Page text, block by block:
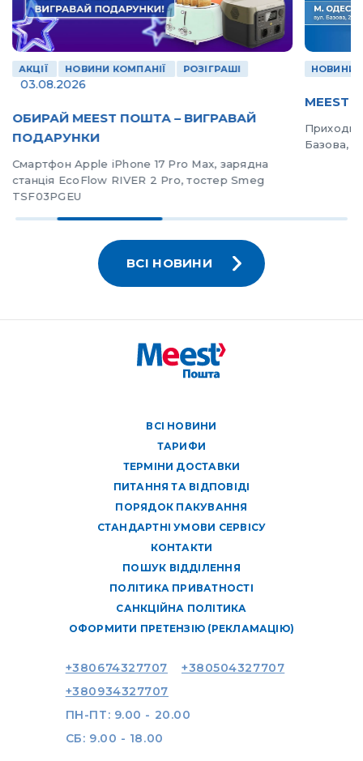
АКЦІЇ НОВИНИ КОМПАНІЇ РОЗІГРАШІ
03.08.2026
ОБИРАЙ MEEST ПОШТА – ВИГРАВАЙ
ПОДАРУНКИ
Смартфон Apple iPhone 17 Pro Max, зарядна
станція EcoFlow RIVER 2 Pro, тостер Smeg
TSF03PGEU
НОВИНИ
MEEST
Приходь
Базова,
ВСІ НОВИНИ
ВСІ НОВИНИ
ТАРИФИ
ТЕРМІНИ ДОСТАВКИ
ПИТАННЯ ТА ВІДПОВІДІ
ПОРЯДОК ПАКУВАННЯ
СТАНДАРТНІ УМОВИ СЕРВІСУ
КОНТАКТИ
ПОШУК ВІДДІЛЕННЯ
ПОЛІТИКА ПРИВАТНОСТІ
САНКЦІЙНА ПОЛІТИКА
ОФОРМИТИ ПРЕТЕНЗІЮ (РЕКЛАМАЦІЮ)
+380674327707
+380504327707
+380934327707
ПН-ПТ: 9.00 - 20.00
СБ: 9.00 - 18.00